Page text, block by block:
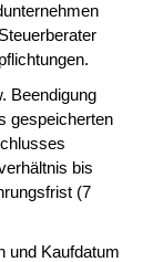
Beendigung
gespeicherten
bis
(7
und Kaufdatum